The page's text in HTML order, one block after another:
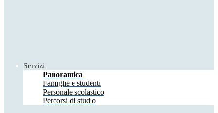
Servizi
Panoramica
Famiglie e studenti
Personale scolastico
Percorsi di studio